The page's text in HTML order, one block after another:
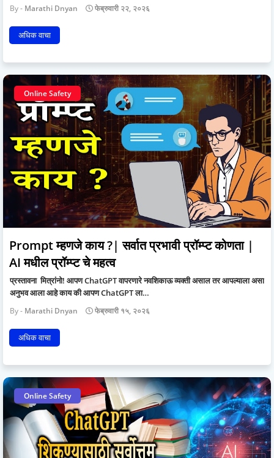
Marathi Dnyan फेब्रुवारी २२, २०२६
अधिक वाचा
Online Safety
Prompt म्हणजे काय ?| सर्वात प्रभावी प्रॉम्प्ट कोणता |
AI मधील प्रॉम्प्ट चे महत्व
प्रस्तावना मित्रांनो! आपण ChatGPT वापरणारे नवशिकाऊ व्यक्ती असाल तर आपल्याला असा
अनुभव आला आहे काय की आपण ChatGPT ला…
Marathi Dnyan फेब्रुवारी १५, २०२६
अधिक वाचा
Online Safety